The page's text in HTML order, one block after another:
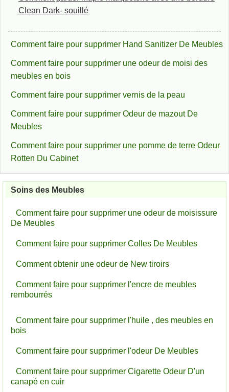
Clean Dark- souillé
Comment faire pour supprimer Hand Sanitizer De Meubles
Comment faire pour supprimer une odeur de moisi des
meubles en bois
Comment faire pour supprimer vernis de la peau
Comment faire pour supprimer Odeur de mazout De
Meubles
Comment faire pour supprimer une pomme de terre Odeur
Rotten Du Cabinet
Soins des Meubles
Comment faire pour supprimer une odeur de moisissure
De Meubles
Comment faire pour supprimer Colles De Meubles
Comment obtenir une odeur de New tiroirs
Comment faire pour supprimer l'encre de meubles
rembourrés
Comment faire pour supprimer l'huile , des meubles en
bois
Comment faire pour supprimer l'odeur De Meubles
Comment faire pour supprimer Cigarette Odeur D'un
canapé en cuir